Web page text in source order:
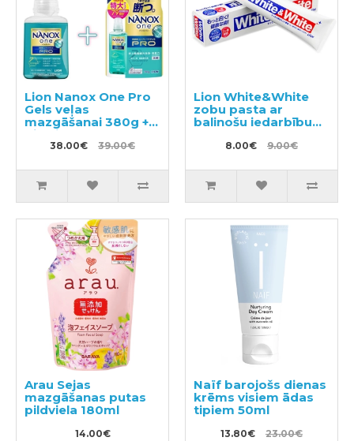
Lion Nanox One Pro
Gels veļas
mazgāšanai 380g +
pildviela 790g
38.00€ 39.00€
Lion White&White
zobu pasta ar
balinošu iedarbību
8.00€ 9.00€
Arau Sejas
mazgāšanas putas
pildviela 180ml
14.00€
Naïf barojošs dienas
krēms visiem ādas
tipiem 50ml
13.80€ 23.00€